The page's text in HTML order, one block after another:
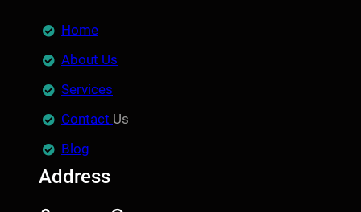
Home
About Us
Services
Contact Us
Blog
Address